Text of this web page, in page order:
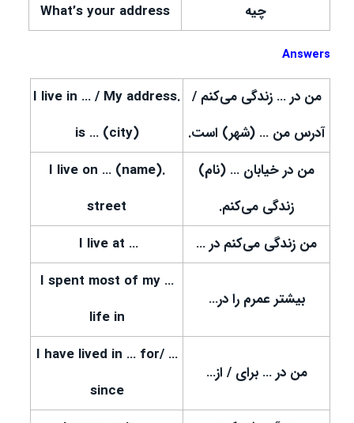
چیه
What’s your address
Answers
من در … زندگی می‌کنم /
آدرس من … (شهر) است.
.I live in … / My address
is … (city)
من در خیابان … (نام)
زندگی می‌کنم.
.I live on … (name)
street
من زندگی می‌کنم در …
… I live at
بیشتر عمرم را در…
… I spent most of my
life in
من در … برای / از…
… I have lived in … for/
since